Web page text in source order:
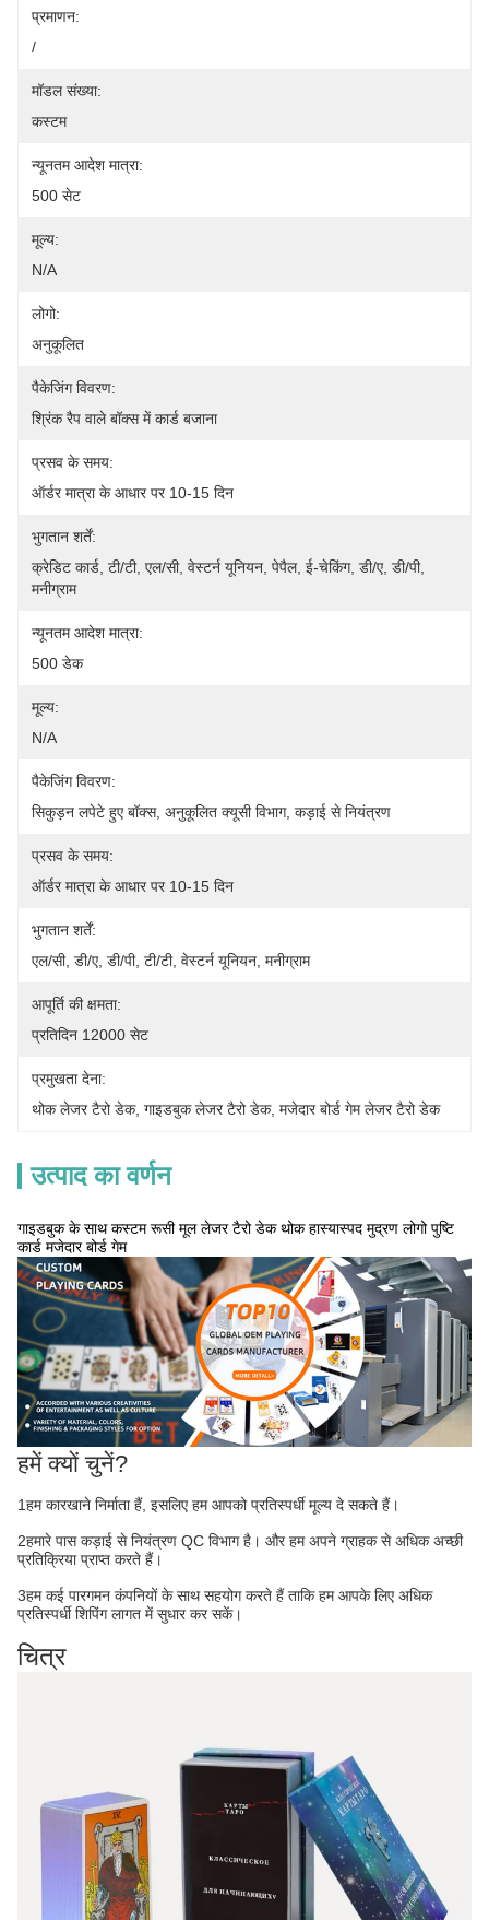
प्रमाणन:
/
मॉडल संख्या:
कस्टम
न्यूनतम आदेश मात्रा:
500 सेट
मूल्य:
N/A
लोगो:
अनुकूलित
पैकेजिंग विवरण:
श्रिंक रैप वाले बॉक्स में कार्ड बजाना
प्रसव के समय:
ऑर्डर मात्रा के आधार पर 10-15 दिन
भुगतान शर्तें:
क्रेडिट कार्ड, टी/टी, एल/सी, वेस्टर्न यूनियन, पेपैल, ई-चेकिंग, डी/ए, डी/पी,
मनीग्राम
न्यूनतम आदेश मात्रा:
500 डेक
मूल्य:
N/A
पैकेजिंग विवरण:
सिकुड़न लपेटे हुए बॉक्स, अनुकूलित क्यूसी विभाग, कड़ाई से नियंत्रण
प्रसव के समय:
ऑर्डर मात्रा के आधार पर 10-15 दिन
भुगतान शर्तें:
एल/सी, डी/ए, डी/पी, टी/टी, वेस्टर्न यूनियन, मनीग्राम
आपूर्ति की क्षमता:
प्रतिदिन 12000 सेट
प्रमुखता देना:
थोक लेजर टैरो डेक, गाइडबुक लेजर टैरो डेक, मजेदार बोर्ड गेम लेजर टैरो डेक
उत्पाद का वर्णन
गाइडबुक के साथ कस्टम रूसी मूल लेजर टैरो डेक थोक हास्यास्पद मुद्रण लोगो पुष्टि
कार्ड मजेदार बोर्ड गेम
हमें क्यों चुनें?
1हम कारखाने निर्माता हैं, इसलिए हम आपको प्रतिस्पर्धी मूल्य दे सकते हैं।
2हमारे पास कड़ाई से नियंत्रण QC विभाग है। और हम अपने ग्राहक से अधिक अच्छी
प्रतिक्रिया प्राप्त करते हैं।
3हम कई पारगमन कंपनियों के साथ सहयोग करते हैं ताकि हम आपके लिए अधिक
प्रतिस्पर्धी शिपिंग लागत में सुधार कर सकें।
चित्र